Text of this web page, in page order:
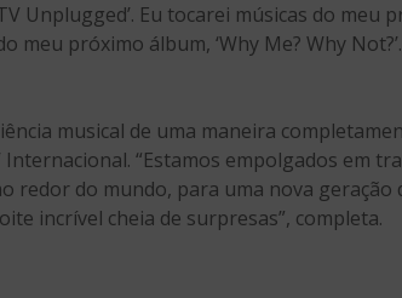
Unplugged’. Eu tocarei músicas do meu
próximo álbum, ‘Why Me? Why
musical de uma maneira
“Estamos empolgados em
do mundo, para uma nova geração
incrível cheia de surpresas”, completa.